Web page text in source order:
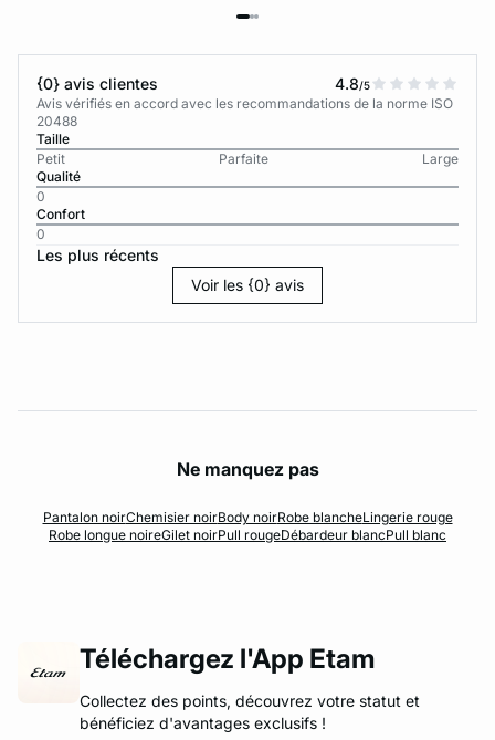
{0} avis clientes 4.8/5
Avis vérifiés en accord avec les recommandations de la norme ISO
20488
Taille
Petit
Parfaite
Large
Qualité
0
Confort
0
Les plus récents
Voir les {0} avis
Ne manquez pas
Pantalon noirChemisier noirBody noirRobe blancheLingerie rouge
Robe longue noireGilet noirPull rougeDébardeur blancPull blanc
Téléchargez l'App Etam
Collectez des points, découvrez votre statut et
bénéficiez d'avantages exclusifs !